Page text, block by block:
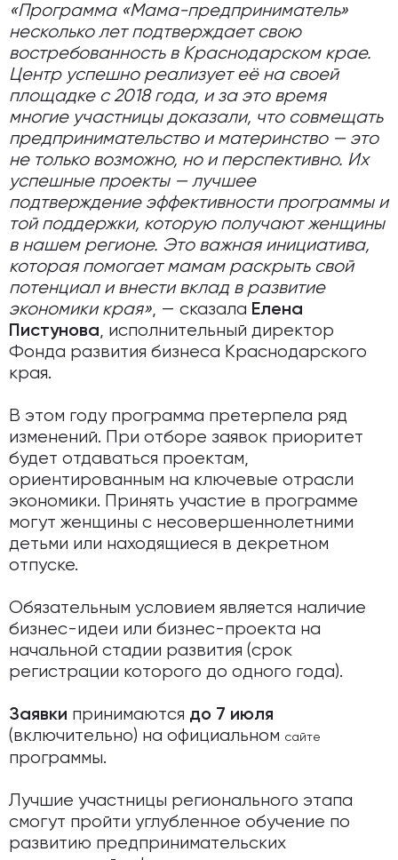
«Программа «Мама-предприниматель»
несколько лет подтверждает свою
востребованность в Краснодарском крае.
Центр успешно реализует её на своей
площадке с 2018 года, и за это время
многие участницы доказали, что совмещать
предпринимательство и материнство — это
не только возможно, но и перспективно. Их
успешные проекты — лучшее
подтверждение эффективности программы и
той поддержки, которую получают женщины
в нашем регионе. Это важная инициатива,
которая помогает мамам раскрыть свой
потенциал и внести вклад в развитие
экономики края», — сказала Елена
Пистунова, исполнительный директор
Фонда развития бизнеса Краснодарского
края.
В этом году программа претерпела ряд
изменений. При отборе заявок приоритет
будет отдаваться проектам,
ориентированным на ключевые отрасли
экономики. Принять участие в программе
могут женщины с несовершеннолетними
детьми или находящиеся в декретном
отпуске.
Обязательным условием является наличие
бизнес-идеи или бизнес-проекта на
начальной стадии развития (срок
регистрации которого до одного года).
Заявки принимаются до 7 июля
(включительно) на официальном сайте
программы.
Лучшие участницы регионального этапа
смогут пройти углубленное обучение по
развитию предпринимательских